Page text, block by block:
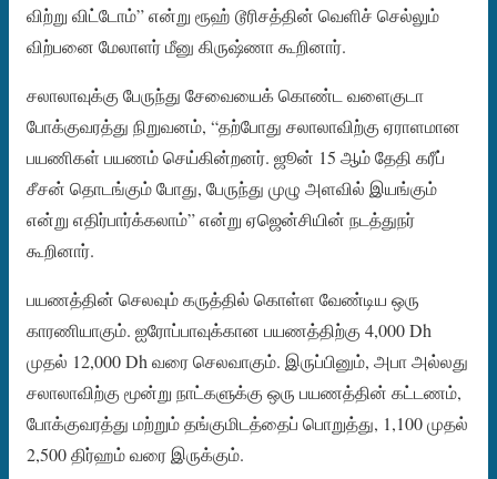
விற்று விட்டோம்” என்று ரூஹ் டூரிசத்தின் வெளிச் செல்லும்
விற்பனை மேலாளர் மீனு கிருஷ்ணா கூறினார்.
சலாலாவுக்கு பேருந்து சேவையைக் கொண்ட வளைகுடா
போக்குவரத்து நிறுவனம், “தற்போது சலாலாவிற்கு ஏராளமான
பயணிகள் பயணம் செய்கின்றனர். ஜூன் 15 ஆம் தேதி கரீப்
சீசன் தொடங்கும் போது, ​​பேருந்து முழு அளவில் இயங்கும்
என்று எதிர்பார்க்கலாம்” என்று ஏஜென்சியின் நடத்துநர்
கூறினார்.
பயணத்தின் செலவும் கருத்தில் கொள்ள வேண்டிய ஒரு
காரணியாகும். ஐரோப்பாவுக்கான பயணத்திற்கு 4,000 Dh
முதல் 12,000 Dh வரை செலவாகும். இருப்பினும், அபா அல்லது
சலாலாவிற்கு மூன்று நாட்களுக்கு ஒரு பயணத்தின் கட்டணம்,
போக்குவரத்து மற்றும் தங்குமிடத்தைப் பொறுத்து, 1,100 முதல்
2,500 திர்ஹம் வரை இருக்கும்.